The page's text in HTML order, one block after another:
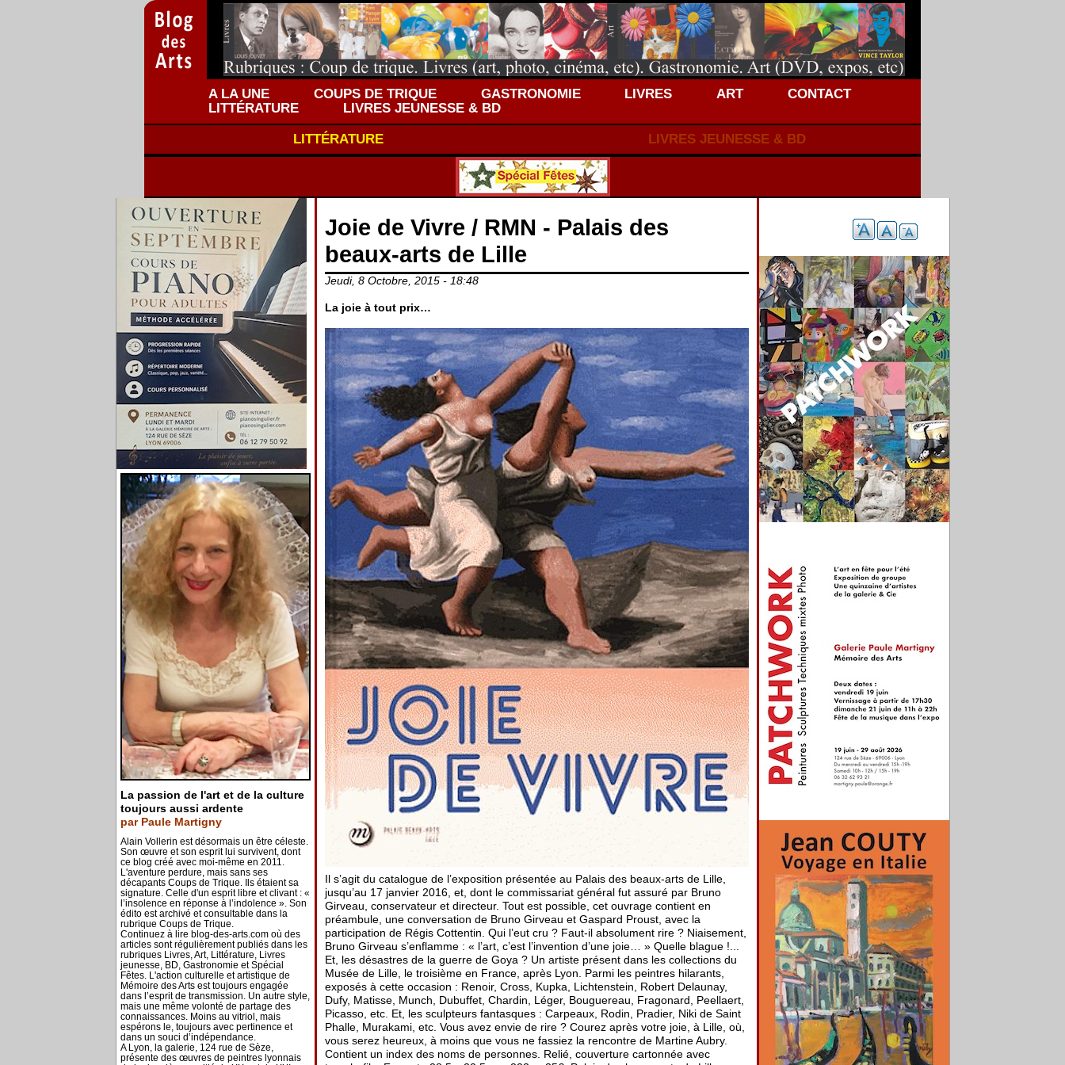
A LA UNE COUPS DE TRIQUE GASTRONOMIE LIVRES ART
CONTACT
LITTÉRATURE
LIVRES JEUNESSE & BD
LITTÉRATURE
LIVRES JEUNESSE & BD
La passion de l'art et de la culture
toujours aussi ardente
par Paule Martigny
Alain Vollerin est désormais un être céleste.
Son œuvre et son esprit lui survivent, dont
ce blog créé avec moi-même en 2011.
L'aventure perdure, mais sans ses
décapants Coups de Trique. Ils étaient sa
signature. Celle d'un esprit libre et clivant : «
l’insolence en réponse à l’indolence ». Son
édito est archivé et consultable dans la
rubrique Coups de Trique.
Continuez à lire blog-des-arts.com où des
articles sont régulièrement publiés dans les
rubriques Livres, Art, Littérature, Livres
jeunesse, BD, Gastronomie et Spécial
Fêtes. L'action culturelle et artistique de
Mémoire des Arts est toujours engagée
dans l’esprit de transmission. Un autre style,
mais une même volonté de partage des
connaissances. Moins au vitriol, mais
espérons le, toujours avec pertinence et
dans un souci d’indépendance.
A Lyon, la galerie, 124 rue de Sèze,
présente des œuvres de peintres lyonnais
Joie de Vivre / RMN - Palais des
beaux-arts de Lille
Jeudi, 8 Octobre, 2015 - 18:48
La joie à tout prix…
Il s’agit du catalogue de l’exposition présentée au Palais des beaux-arts de Lille,
jusqu’au 17 janvier 2016, et, dont le commissariat général fut assuré par Bruno
Girveau, conservateur et directeur. Tout est possible, cet ouvrage contient en
préambule, une conversation de Bruno Girveau et Gaspard Proust, avec la
participation de Régis Cottentin. Qui l’eut cru ? Faut-il absolument rire ? Niaisement,
Bruno Girveau s’enflamme : « l’art, c’est l’invention d’une joie… » Quelle blague !...
Et, les désastres de la guerre de Goya ? Un artiste présent dans les collections du
Musée de Lille, le troisième en France, après Lyon. Parmi les peintres hilarants,
exposés à cette occasion : Renoir, Cross, Kupka, Lichtenstein, Robert Delaunay,
Dufy, Matisse, Munch, Dubuffet, Chardin, Léger, Bouguereau, Fragonard, Peellaert,
Picasso, etc. Et, les sculpteurs fantasques : Carpeaux, Rodin, Pradier, Niki de Saint
Phalle, Murakami, etc. Vous avez envie de rire ? Courez après votre joie, à Lille, où,
vous serez heureux, à moins que vous ne fassiez la rencontre de Martine Aubry.
Contient un index des noms de personnes. Relié, couverture cartonnée avec